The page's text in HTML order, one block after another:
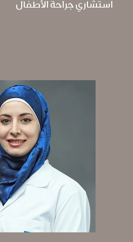
استشاري جراحة الأطفال